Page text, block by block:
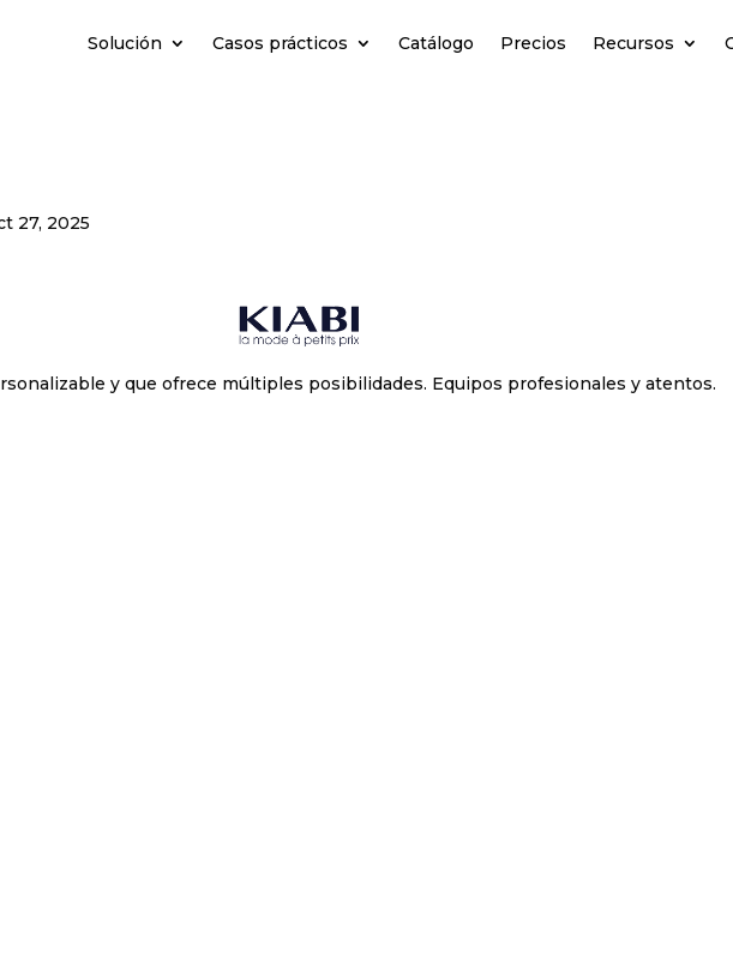
Solución Casos prácticos Catálogo Precios Recursos
27, 2025
y que ofrece múltiples posibilidades. Equipos profesionales y atentos.